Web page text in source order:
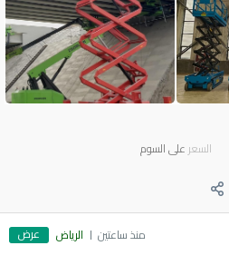
السعر على السوم
منذ ساعتين الرياض عرض